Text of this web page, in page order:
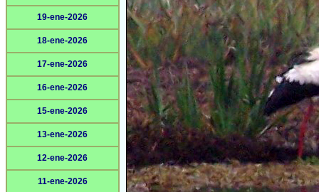
19-ene-2026
18-ene-2026
17-ene-2026
16-ene-2026
15-ene-2026
13-ene-2026
12-ene-2026
11-ene-2026